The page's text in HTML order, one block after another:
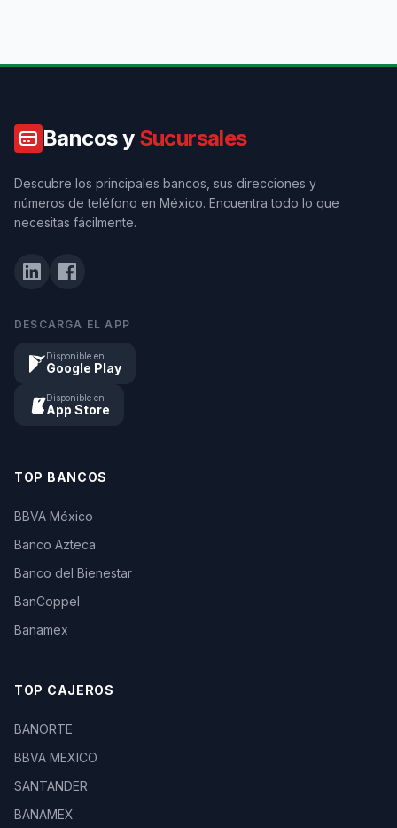
Bancos y Sucursales
Descubre los principales bancos, sus direcciones y
números de teléfono en México. Encuentra todo lo que
necesitas fácilmente.
DESCARGA EL APP
Disponible en
Google Play
Disponible en
App Store
TOP BANCOS
BBVA México
Banco Azteca
Banco del Bienestar
BanCoppel
Banamex
TOP CAJEROS
BANORTE
BBVA MEXICO
SANTANDER
BANAMEX